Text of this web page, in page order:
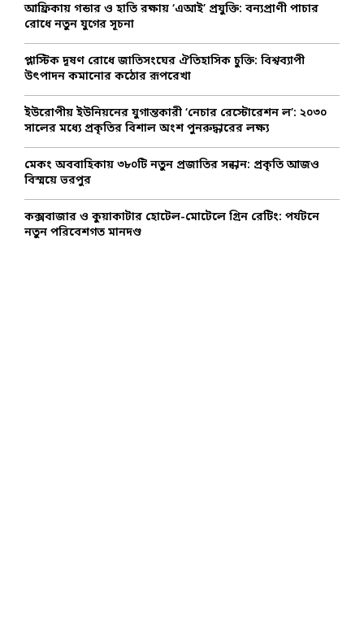
r
আফ্রিকায় গন্ডার ও হাতি রক্ষায় ‘এআই’ প্রযুক্তি: বন্যপ্রাণী পাচার
রোধে নতুন যুগের সূচনা
প্লাস্টিক দূষণ রোধে জাতিসংঘের ঐতিহাসিক চুক্তি: বিশ্বব্যাপী
উৎপাদন কমানোর কঠোর রূপরেখা
ইউরোপীয় ইউনিয়নের যুগান্তকারী ‘নেচার রেস্টোরেশন ল’: ২০৩০
সালের মধ্যে প্রকৃতির বিশাল অংশ পুনরুদ্ধারের লক্ষ্য
মেকং অববাহিকায় ৩৮০টি নতুন প্রজাতির সন্ধান: প্রকৃতি আজও
বিস্ময়ে ভরপুর
কক্সবাজার ও কুয়াকাটার হোটেল-মোটেলে গ্রিন রেটিং: পর্যটনে
নতুন পরিবেশগত মানদণ্ড